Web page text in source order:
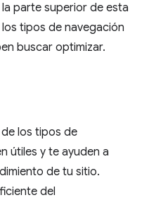
parte superior de esta
tipos de navegación
buscar optimizar.
los tipos de
útiles y te ayuden a
de tu sitio.
del